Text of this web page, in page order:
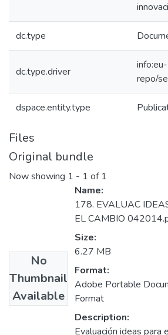
dc.type
dc.type.driver
info:eu-
repo/
dspace.entity.type
Files
Original bundle
Now showing 1 - 1 of 1
No
Thumbnail
Available
Name:
178. EVALUAC
EL CAMBIO
Size:
6.27 MB
Format:
Adobe Portable
Format
Description:
Evaluación ideas para